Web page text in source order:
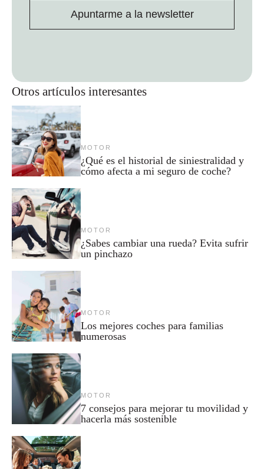
Otros artículos interesantes
MOTOR
¿Qué es el historial de siniestralidad y
cómo afecta a mi seguro de coche?
MOTOR
¿Sabes cambiar una rueda? Evita sufrir
un pinchazo
MOTOR
Los mejores coches para familias
numerosas
MOTOR
7 consejos para mejorar tu movilidad y
hacerla más sostenible
Apuntarme a la newsletter